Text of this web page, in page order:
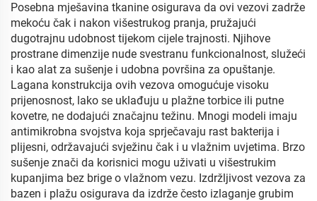
Posebna mješavina tkanine osigurava da ovi vezovi zadrže
mekoću čak i nakon višestrukog pranja, pružajući
dugotrajnu udobnost tijekom cijele trajnosti. Njihove
prostrane dimenzije nude svestranu funkcionalnost, služeći
i kao alat za sušenje i udobna površina za opuštanje.
Lagana konstrukcija ovih vezova omogućuje visoku
prijenosnost, lako se uklađuju u plažne torbice ili putne
kovetre, ne dodajući značajnu težinu. Mnogi modeli imaju
antimikrobna svojstva koja sprječavaju rast bakterija i
plijesni, održavajući svježinu čak i u vlažnim uvjetima. Brzo
sušenje znači da korisnici mogu uživati u višestrukim
kupanjima bez brige o vlažnom vezu. Izdržljivost vezova za
bazen i plažu osigurava da izdrže često izlaganje grubim